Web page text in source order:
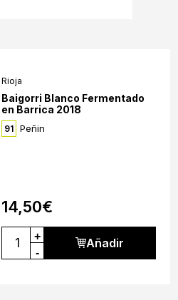
Rioja
Baigorri Blanco Fermentado
en Barrica 2018
91 Peñin
14,50€
+
-
Añadir